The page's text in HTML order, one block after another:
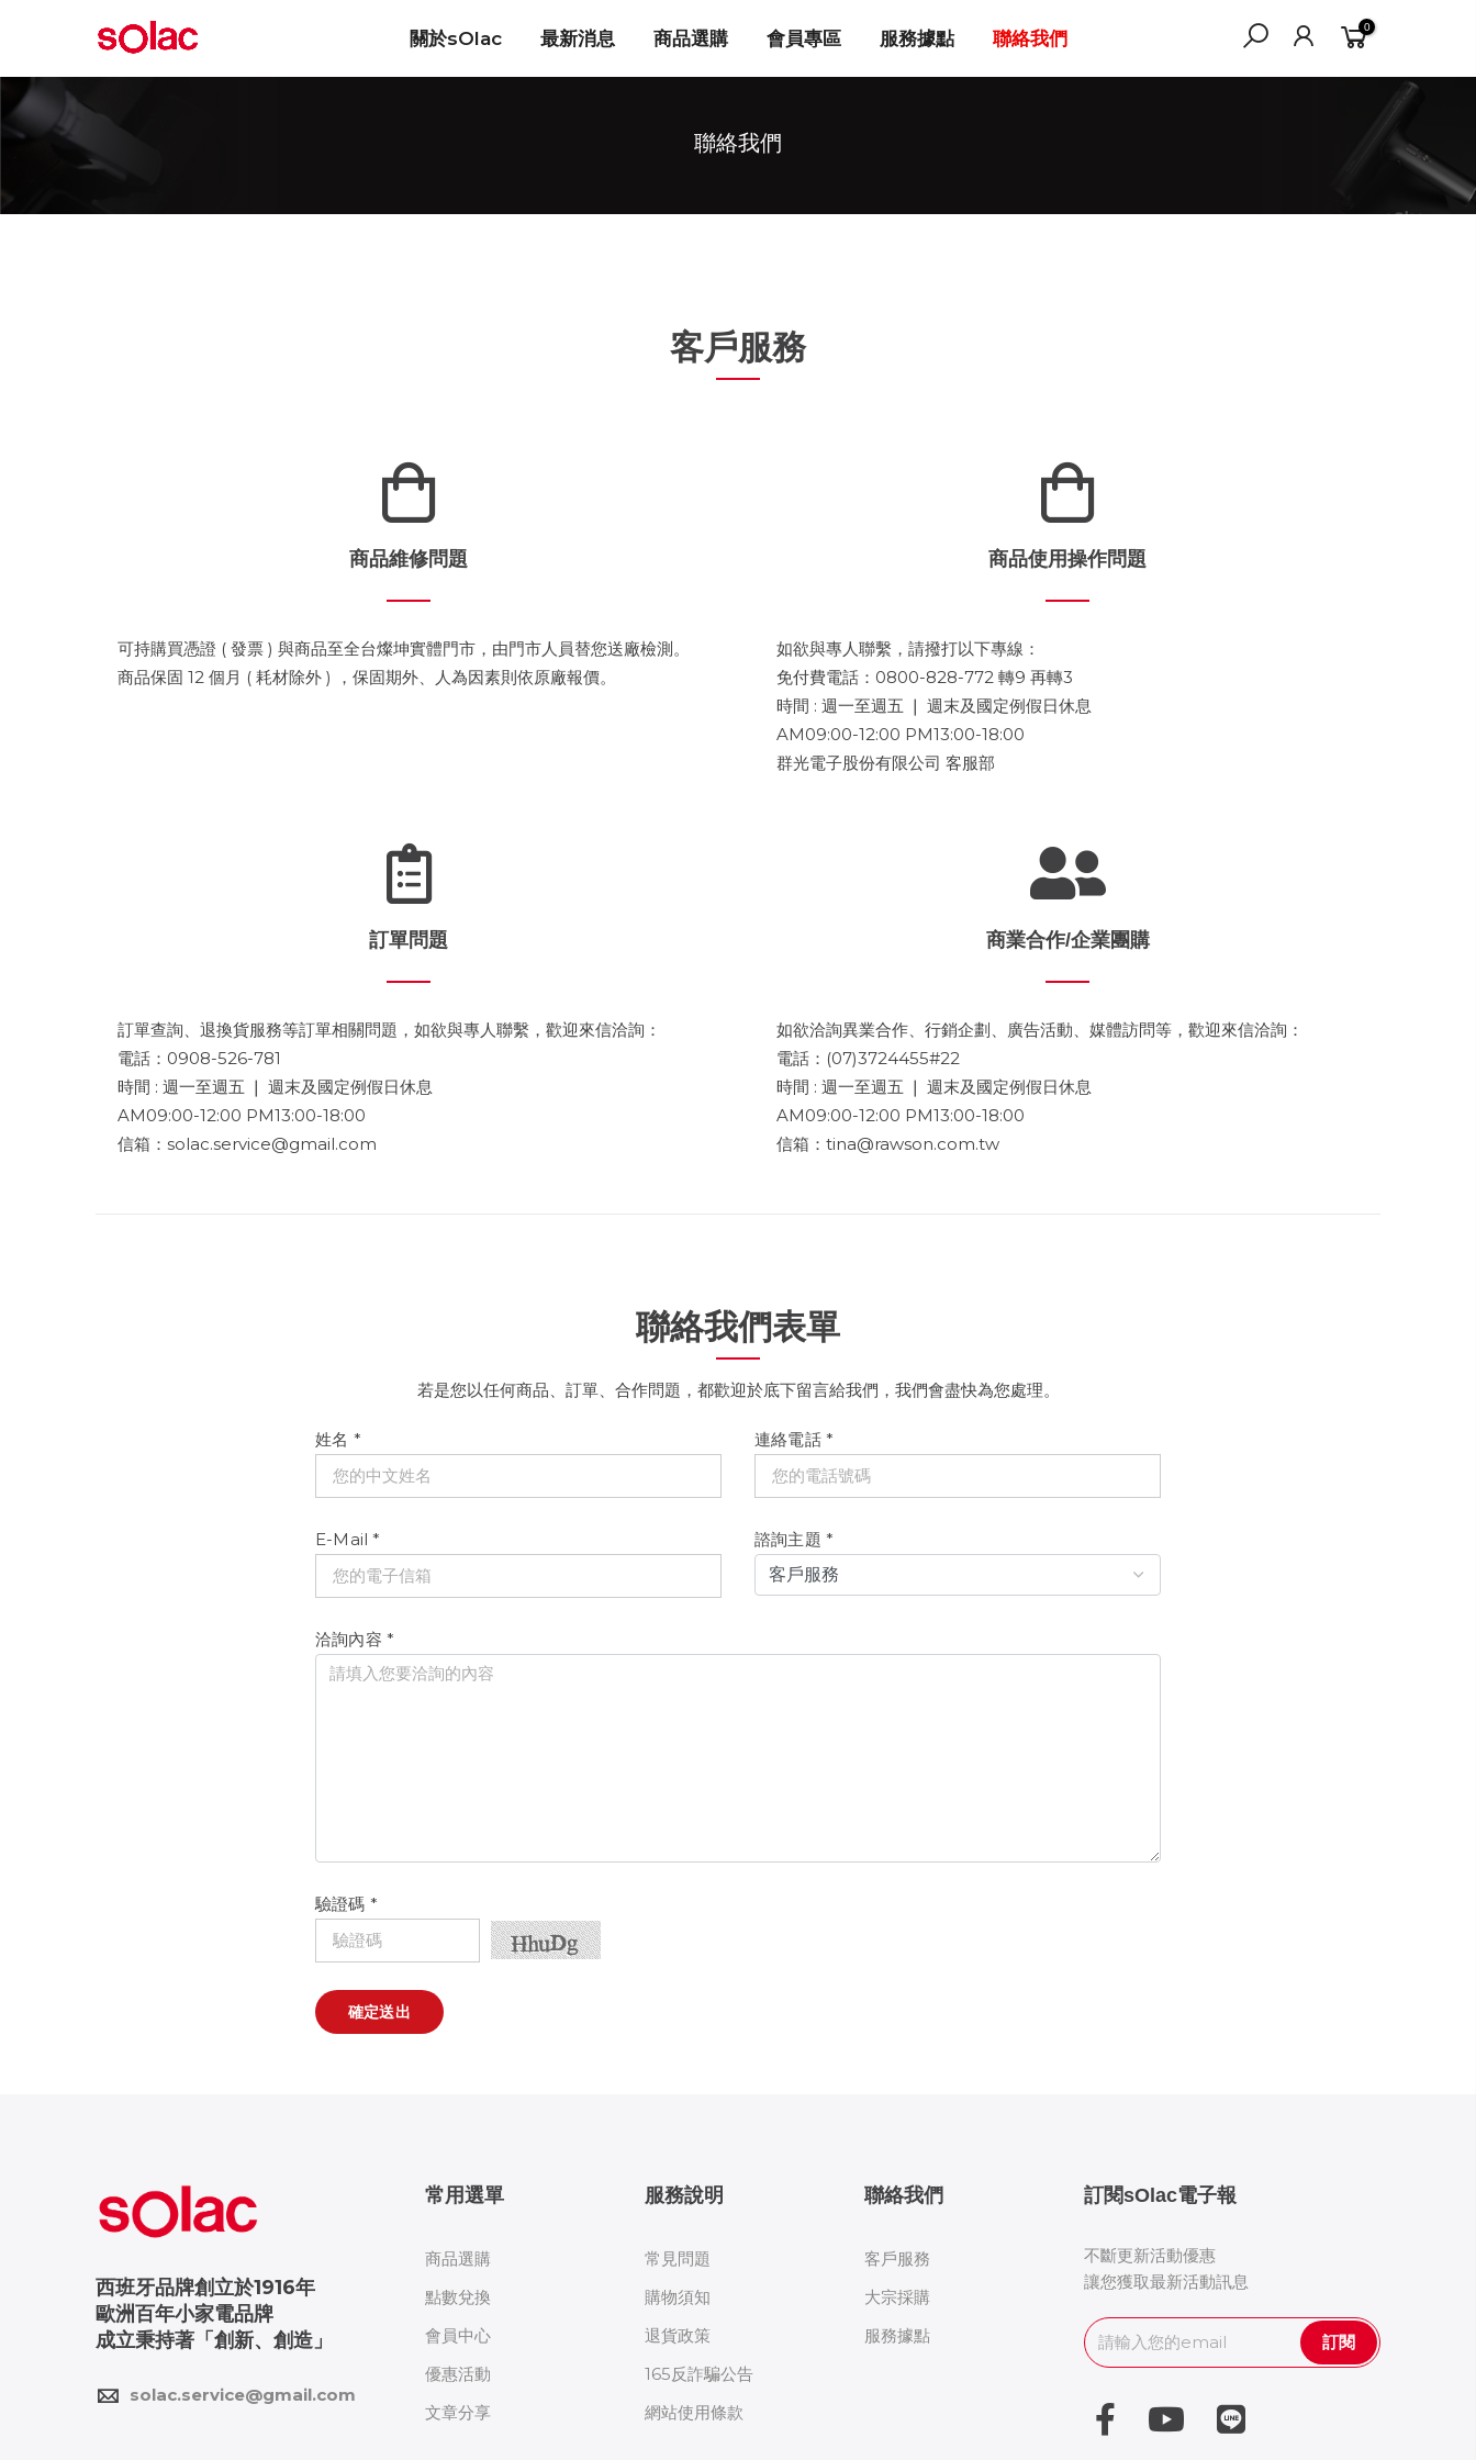
關於sOlac 最新消息 商品選購 會員專區 服務據點 聯絡我們 0
聯絡我們
客戶服務
商品維修問題
可持購買憑證 ( 發票 ) 與商品至全台燦坤實體門市，由門市人員替您送廠檢測。
商品保固 12 個月 ( 耗材除外 ) ，保固期外、人為因素則依原廠報價。
商品使用操作問題
如欲與專人聯繫，請撥打以下專線：
免付費電話：0800-828-772 轉9 再轉3
時間 : 週一至週五 ❘ 週末及國定例假日休息
AM09:00-12:00 PM13:00-18:00
群光電子股份有限公司 客服部
訂單問題
訂單查詢、退換貨服務等訂單相關問題，如欲與專人聯繫，歡迎來信洽詢：
電話：0908-526-781
時間 : 週一至週五 ❘ 週末及國定例假日休息
AM09:00-12:00 PM13:00-18:00
信箱：solac.service@gmail.com
商業合作/企業團購
如欲洽詢異業合作、行銷企劃、廣告活動、媒體訪問等，歡迎來信洽詢：
電話：(07)3724455#22
時間 : 週一至週五 ❘ 週末及國定例假日休息
AM09:00-12:00 PM13:00-18:00
信箱：tina@rawson.com.tw
聯絡我們表單
若是您以任何商品、訂單、合作問題，都歡迎於底下留言給我們，我們會盡快為您處理。
姓名 * 連絡電話 *
E-Mail* 諮詢主題 *
洽詢內容 *
驗證碼 *
確定送出
西班牙品牌創立於1916年
歐洲百年小家電品牌
成立秉持著「創新、創造」
solac.service@gmail.com
常用選單
商品選購
點數兌換
會員中心
優惠活動
文章分享
服務說明
常見問題
購物須知
退貨政策
165反詐騙公告
網站使用條款
聯絡我們
客戶服務
大宗採購
服務據點
訂閱sOlac電子報
不斷更新活動優惠
讓您獲取最新活動訊息
訂閱